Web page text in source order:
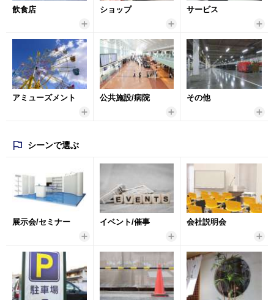
飲食店 ショップ サービス
アミューズメント 公共施設/病院 その他
シーンで選ぶ
展示会/セミナー イベント/催事 会社説明会